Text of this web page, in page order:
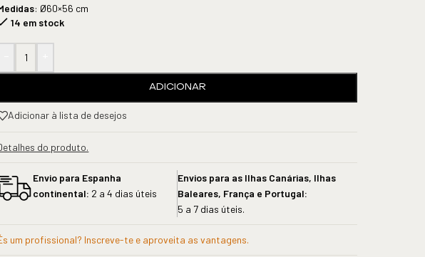
: Ø60×56 cm
14 em stock
ADICIONAR
Adicionar à lista de desejos
do produto.
Envio para Espanha
continental: 2 a 4 dias úteis
Envios para as Ilhas Canárias, Ilhas
Baleares, França e Portugal:
5 a 7 dias úteis.
um profissional? Inscreve-te e aproveita as vantagens.